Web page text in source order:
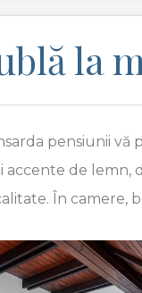
la
pensiunii
accente de
În camere,